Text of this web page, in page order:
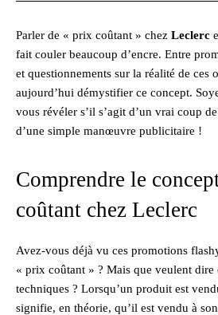
Parler de « prix coûtant » chez Leclerc
fait couler beaucoup d’encre. Entre
et questionnements sur la réalité de ces
aujourd’hui démystifier ce concept.
vous révéler s’il s’agit d’un vrai coup
d’une simple manœuvre publicitaire !
Comprendre le
coûtant chez Leclerc
Avez-vous déjà vu ces promotions
« prix coûtant » ? Mais que veulent dire
techniques ? Lorsqu’un produit est
signifie, en théorie, qu’il est vendu à